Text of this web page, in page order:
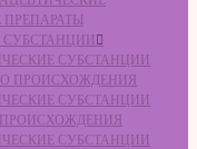
СУБСТАНЦИИ
ПРОИСХОЖДЕНИЯ
СУБСТАНЦИИ
СУБСТАНЦИИ